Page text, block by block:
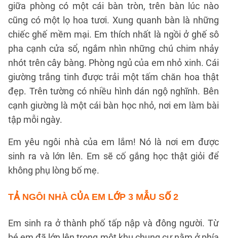
giữa phòng có một cái bàn tròn, trên bàn lúc nào
cũng có một lọ hoa tươi. Xung quanh bàn là những
chiếc ghế mềm mại. Em thích nhất là ngồi ở ghế sô
pha cạnh cửa sổ, ngắm nhìn những chú chim nhảy
nhót trên cây bàng. Phòng ngủ của em nhỏ xinh. Cái
giường trắng tinh được trải một tấm chăn hoa thật
đẹp. Trên tường có nhiều hình dán ngộ nghĩnh. Bên
cạnh giường là một cái bàn học nhỏ, nơi em làm bài
tập mỗi ngày.
Em yêu ngôi nhà của em lắm! Nó là nơi em được
sinh ra và lớn lên. Em sẽ cố gắng học thật giỏi để
không phụ lòng bố mẹ.
TẢ NGÔI NHÀ CỦA EM LỚP 3 MẪU SỐ 2
Em sinh ra ở thành phố tấp nập và đông người. Từ